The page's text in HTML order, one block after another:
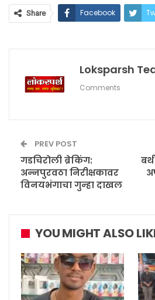
Share Facebook
Loksparsh
Comments
PREV POST
गडचिरोली ब्रेकिंग:
अन्नपुरवठा निरीक्षकावर
विनयभंगाचा गुन्हा दाखल
YOU MIGHT ALSO